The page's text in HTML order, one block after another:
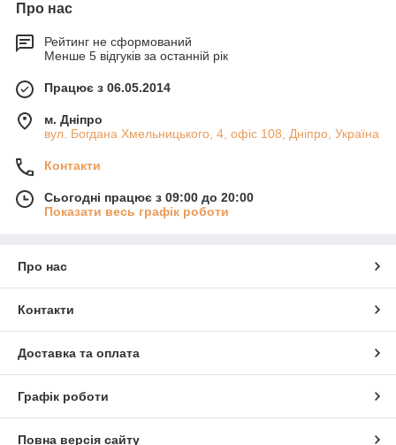
Про нас
Рейтинг не сформований
Менше 5 відгуків за останній рік
Працює з 06.05.2014
м. Дніпро
вул. Богдана Хмельницького, 4, офіс 108, Дніпро, Україна
Контакти
Сьогодні працює з 09:00 до 20:00
Показати весь графік роботи
Про нас
Контакти
Доставка та оплата
Графік роботи
Повна версія сайту